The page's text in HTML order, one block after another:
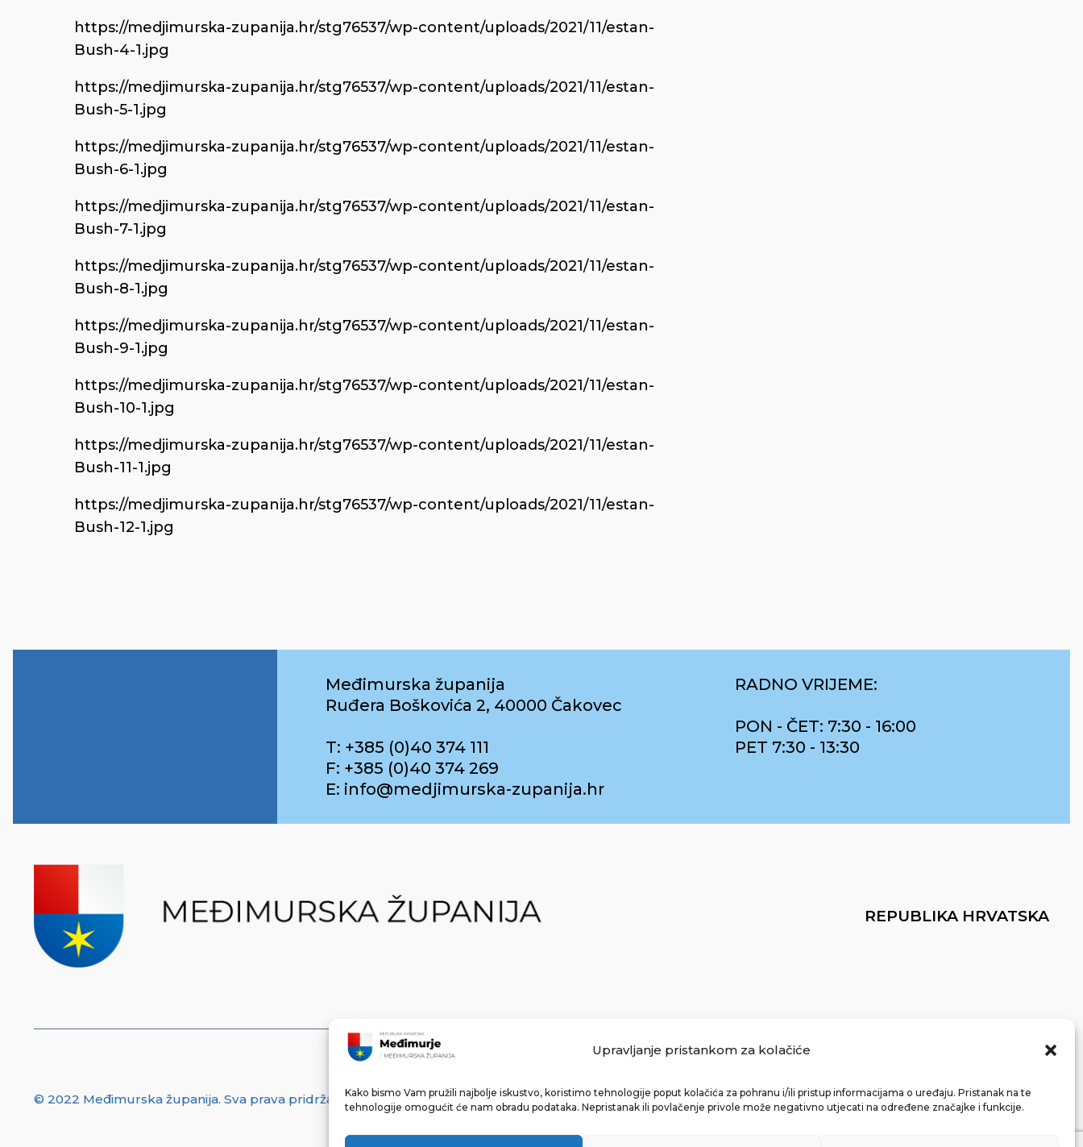
Upravljanje pristankom za kolačiće
Kako bismo Vam pružili najbolje iskustvo, koristimo tehnologije poput kolačića za pohranu i/ili pristup informacijama o uređaju. Pristanak na te
tehnologije omogućit će nam obradu podataka. Nepristanak ili povlačenje privole može negativno utjecati na određene značajke i funkcije.
https://medjimurska-zupanija.hr/stg76537/wp-content/uploads/2021/11/estan-
Bush-4-1.jpg
https://medjimurska-zupanija.hr/stg76537/wp-content/uploads/2021/11/estan-
Bush-5-1.jpg
https://medjimurska-zupanija.hr/stg76537/wp-content/uploads/2021/11/estan-
Bush-6-1.jpg
https://medjimurska-zupanija.hr/stg76537/wp-content/uploads/2021/11/estan-
Bush-7-1.jpg
https://medjimurska-zupanija.hr/stg76537/wp-content/uploads/2021/11/estan-
Bush-8-1.jpg
https://medjimurska-zupanija.hr/stg76537/wp-content/uploads/2021/11/estan-
Bush-9-1.jpg
https://medjimurska-zupanija.hr/stg76537/wp-content/uploads/2021/11/estan-
Bush-10-1.jpg
https://medjimurska-zupanija.hr/stg76537/wp-content/uploads/2021/11/estan-
Bush-11-1.jpg
https://medjimurska-zupanija.hr/stg76537/wp-content/uploads/2021/11/estan-
Bush-12-1.jpg
Međimurska županija
Ruđera Boškovića 2, 40000 Čakovec
T: +385 (0)40 374 111
F: +385 (0)40 374 269
E: info@medjimurska-zupanija.hr
RADNO VRIJEME:
PON - ČET: 7:30 - 16:00
PET 7:30 - 13:30
REPUBLIKA HRVATSKA
© 2022 Međimurska županija. Sva prava pridržana.Made with ❤ by bg & 3na3.